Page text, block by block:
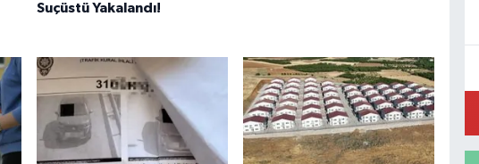
Suçüstü Yakalandı!